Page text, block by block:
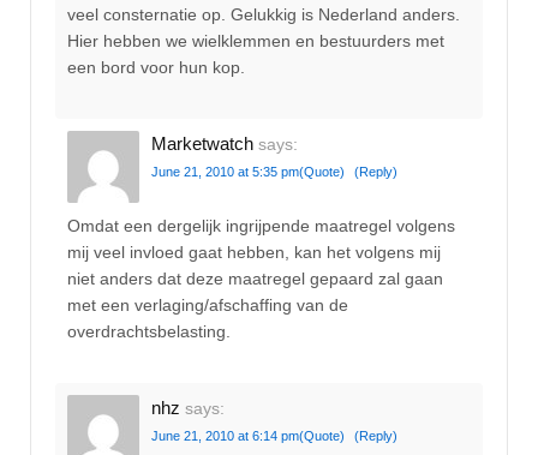
veel consternatie op. Gelukkig is Nederland anders.
Hier hebben we wielklemmen en bestuurders met
een bord voor hun kop.
Marketwatch says:
June 21, 2010 at 5:35 pm(Quote) (Reply)
Omdat een dergelijk ingrijpende maatregel volgens
mij veel invloed gaat hebben, kan het volgens mij
niet anders dat deze maatregel gepaard zal gaan
met een verlaging/afschaffing van de
overdrachtsbelasting.
nhz says:
June 21, 2010 at 6:14 pm(Quote) (Reply)